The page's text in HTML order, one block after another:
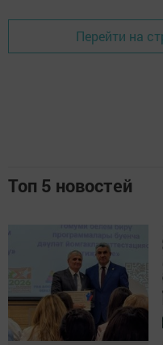
Перейти на
Топ 5 новостей